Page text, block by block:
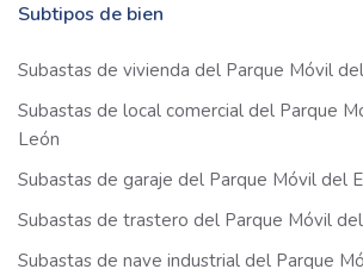
Subtipos de bien
Subastas de vivienda del Parque Móvil
Subastas de local comercial del Parque
León
Subastas de garaje del Parque Móvil del
Subastas de trastero del Parque Móvil
Subastas de nave industrial del Parque